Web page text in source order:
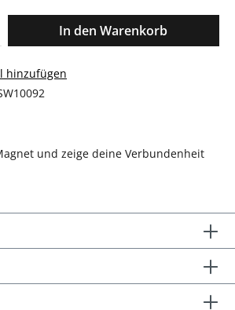
In den Warenkorb
hinzufügen
und zeige deine Verbundenheit